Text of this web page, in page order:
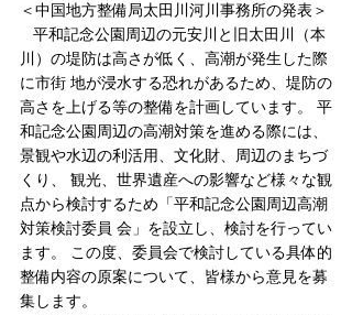
＜中国地方整備局太田川河川事務所の発表＞
川）の堤防は高さが低く、高潮が発生した際
に市街 地が浸水する恐れがあるため、堤防の
高さを上げる等の整備を計画しています。 平
和記念公園周辺の高潮対策を進める際には、
景観や水辺の利活用、文化財、周辺のまちづ
くり、 観光、世界遺産への影響など様々な観
点から検討するため「平和記念公園周辺高潮
対策検討委員 会」を設立し、検討を行ってい
ます。 この度、委員会で検討している具体的
整備内容の原案について、皆様から意見を募
集します。